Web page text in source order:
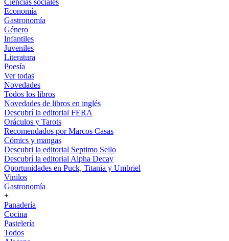
Ciencias sociales
Economía
Gastronomía
Género
Infantiles
Juveniles
Literatura
Poesía
Ver todas
Novedades
Todos los libros
Novedades de libros en inglés
Descubrí la editorial FERA
Oráculos y Tarots
Recomendados por Marcos Casas
Cómics y mangas
Descubri la editorial Septimo Sello
Descubrí la editorial Alpha Decay
Oportunidades en Puck, Titania y Umbriel
Vinilos
Gastronomía
+
Panadería
Cocina
Pastelería
Todos